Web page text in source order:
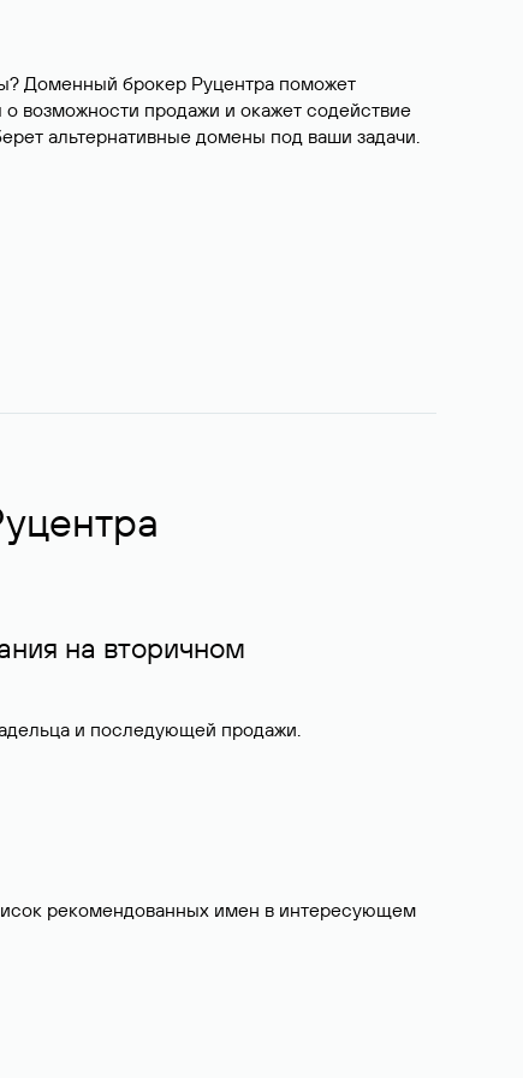
Доменный брокер Руцентра поможет
возможности продажи и окажет содействие
альтернативные домены под ваши задачи.
на вторичном
и последующей продажи.
рекомендованных имен в интересующем